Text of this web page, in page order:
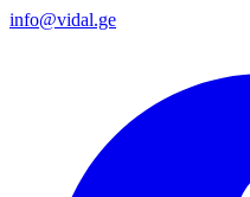
info@vidal.ge